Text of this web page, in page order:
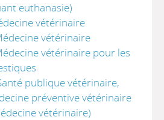
euthanasie)
vétérinaire
vétérinaire
vétérinaire pour les
publique vétérinaire,
préventive vétérinaire
vétérinaire)